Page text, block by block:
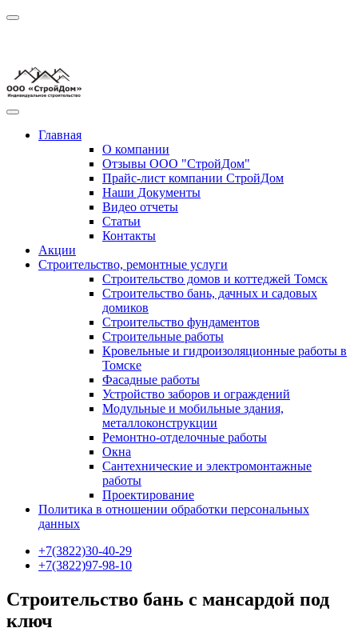
Главная
О компании
Отзывы ООО "СтройДом"
Прайс-лист компании СтройДом
Наши Документы
Видео отчеты
Статьи
Контакты
Акции
Строительство, ремонтные услуги
Строительство домов и коттеджей Томск
Строительство бань, дачных и садовых
домиков
Строительство фундаментов
Строительные работы
Кровельные и гидроизоляционные работы в
Томске
Фасадные работы
Устройство заборов и ограждений
Модульные и мобильные здания,
металлоконструкции
Ремонтно-отделочные работы
Окна
Сантехнические и электромонтажные
работы
Проектирование
Политика в отношении обработки персональных
данных
+7(3822)30-40-29
+7(3822)97-98-10
Строительство бань с мансардой под
ключ